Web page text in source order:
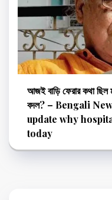
আজই বাড়ি ফেরার কথা ছিল
বদল? – Bengali
update why
today